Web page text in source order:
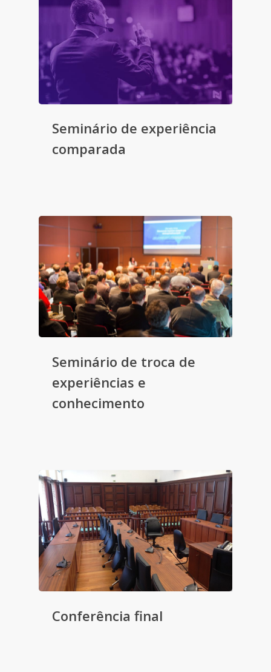
Seminário de experiência
comparada
Seminário de troca de
experiências e
conhecimento
Conferência final